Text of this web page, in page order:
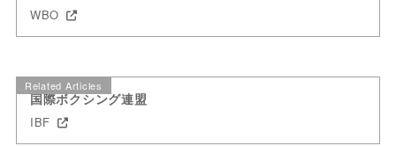
WBO
Related Articles
国際ボクシング連盟
IBF